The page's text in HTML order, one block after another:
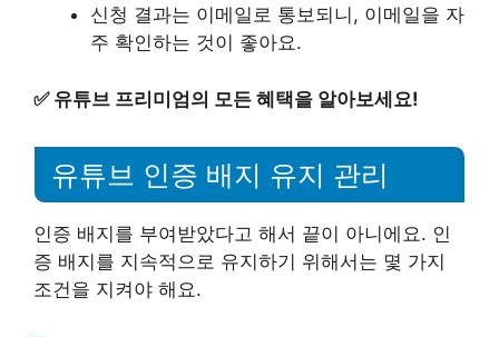
신청 결과는 이메일로 통보되니, 이메일을 자
주 확인하는 것이 좋아요.
✅ 유튜브 프리미엄의 모든 혜택을 알아보세요!
유튜브 인증 배지 유지 관리
인증 배지를 부여받았다고 해서 끝이 아니에요. 인
증 배지를 지속적으로 유지하기 위해서는 몇 가지
조건을 지켜야 해요.